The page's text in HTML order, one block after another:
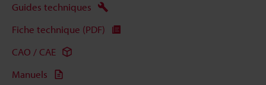
Guides techniques
Fiche technique (PDF)
CAO / CAE
Manuels